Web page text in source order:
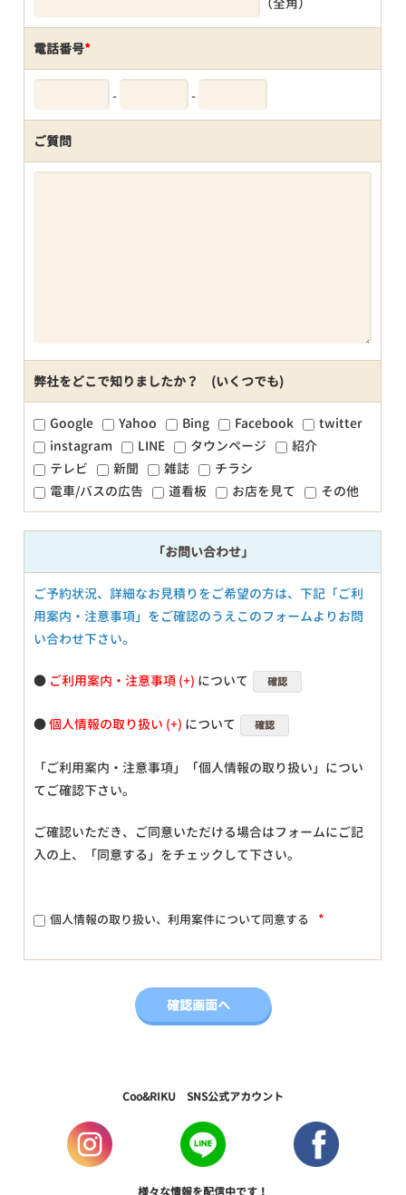
電話番号*
- -
ご質問
弊社をどこで知りましたか？ (いくつでも)
Google Yahoo Bing Facebook
twitter
instagram
LINE タウンページ
紹介
テレビ
新聞 雑誌
チラシ
電車/バスの広告
道看板 お店を見て その他
「お問い合わせ」
ご予約状況、詳細なお見積りをご希望の方は、下記「ご利
用案内・注意事項」をご確認のうえこのフォームよりお問
い合わせ下さい。
● ご利用案内・注意事項 について 確認
●個人情報の取り扱い について 確認
「ご利用案内・注意事項」「個人情報の取り扱い」につい
てご確認下さい。
ご確認いただき、ご同意いただける場合はフォームにご記
入の上、「同意する」をチェックして下さい。
個人情報の取り扱い、利用案件について同意する *
Coo&RIKU SNS公式アカウント
様々な情報を配信中です！